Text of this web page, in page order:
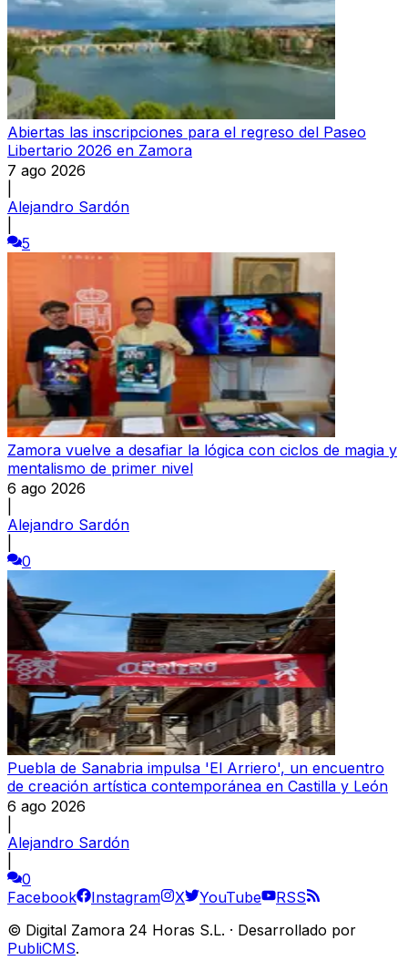
Abiertas las inscripciones para el regreso del Paseo
Libertario 2026 en Zamora
7 ago 2026
Alejandro Sardón
5
Zamora vuelve a desafiar la lógica con ciclos de magia y
mentalismo de primer nivel
6 ago 2026
Alejandro Sardón
0
Puebla de Sanabria impulsa 'El Arriero', un encuentro
de creación artística contemporánea en Castilla y León
6 ago 2026
Alejandro Sardón
0
Facebook
Instagram X YouTube
RSS
© Digital Zamora 24 Horas S.L. · Desarrollado por
PubliCMS.